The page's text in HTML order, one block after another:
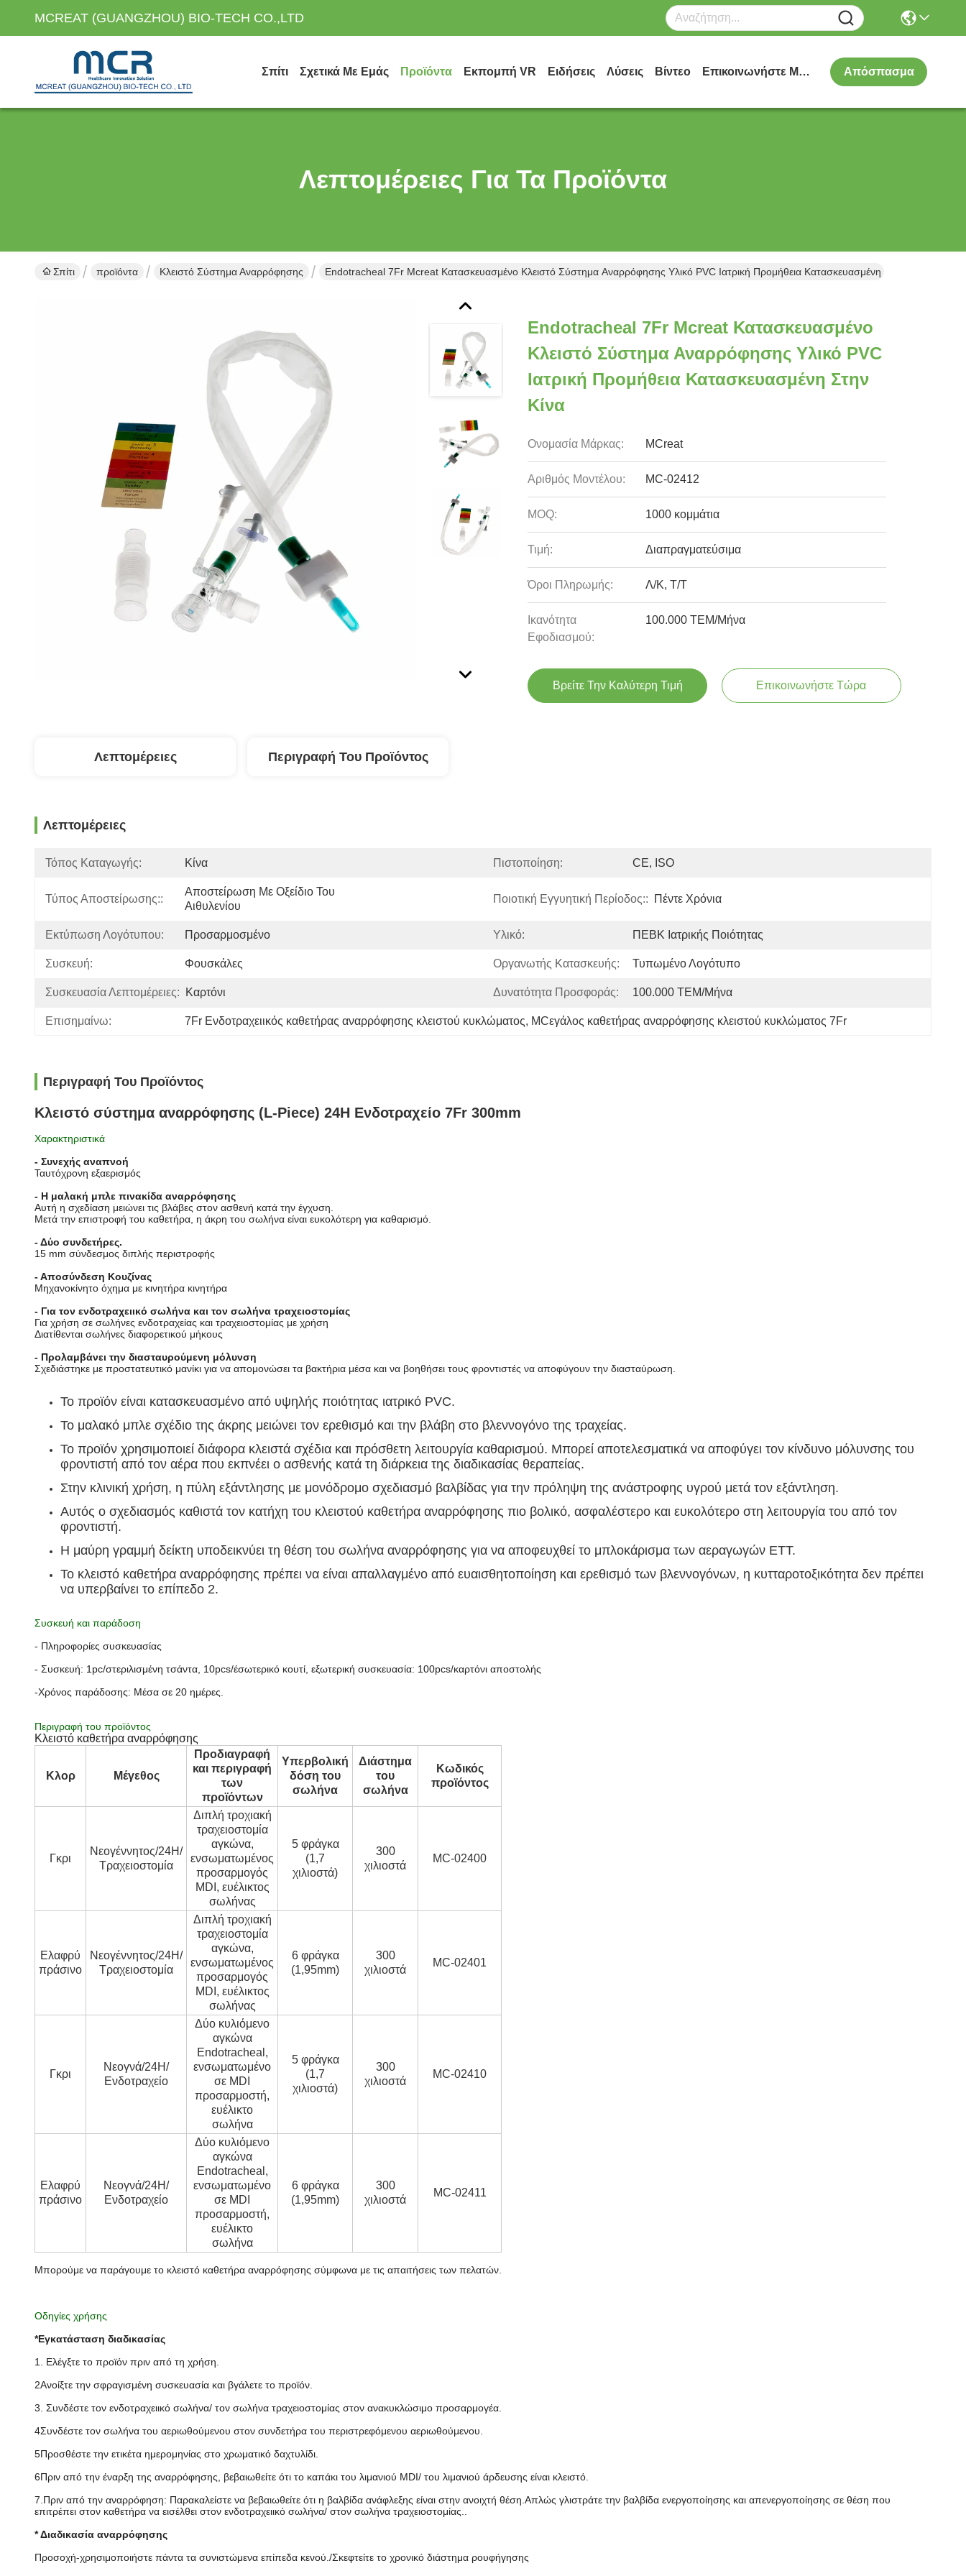
MCREAT (GUANGZHOU) BIO-TECH CO.,LTD
Σπίτι Σχετικά Με Εμάς Προϊόντα Εκπομπή VR Ειδήσεις Λύσεις Βίντεο Επικοινωνήστε Μαζί Μας Απόσπασμα
Λεπτομέρειες Για Τα Προϊόντα
Σπίτι προϊόντα Κλειστό Σύστημα Αναρρόφησης Endotracheal 7Fr Mcreat Κατασκευασμένο Κλειστό Σύστημα Αναρρόφησης Υλικό PVC Ιατρική Προμήθεια Κατασκευασμένη Στην Κίνα
Endotracheal 7Fr Mcreat Κατασκευασμένο
Κλειστό Σύστημα Αναρρόφησης Υλικό PVC
Ιατρική Προμήθεια Κατασκευασμένη Στην
Κίνα
Ονομασία Μάρκας: MCreat
Αριθμός Μοντέλου: MC-02412
MOQ: 1000 κομμάτια
Τιμή: Διαπραγματεύσιμα
Όροι Πληρωμής: Λ/Κ, Τ/Τ
Ικανότητα
Εφοδιασμού:
100.000 ΤΕΜ/Μήνα
Βρείτε Την Καλύτερη Τιμή Επικοινωνήστε Τώρα
Λεπτομέρειες Περιγραφή Του Προϊόντος
Λεπτομέρειες
Τόπος Καταγωγής: Κίνα Πιστοποίηση: CE, ISO
Τύπος Αποστείρωσης::
Αποστείρωση Με Οξείδιο Του
Αιθυλενίου
Ποιοτική Εγγυητική Περίοδος:: Πέντε Χρόνια
Εκτύπωση Λογότυπου: Προσαρμοσμένο Υλικό: ΠΕΒΚ Ιατρικής Ποιότητας
Συσκευή: Φουσκάλες Οργανωτής Κατασκευής: Τυπωμένο Λογότυπο
Συσκευασία Λεπτομέρειες: Καρτόνι Δυνατότητα Προσφοράς: 100.000 ΤΕΜ/Μήνα
Επισημαίνω: 7Fr Ενδοτραχειικός καθετήρας αναρρόφησης κλειστού κυκλώματος, MCεγάλος καθετήρας αναρρόφησης κλειστού κυκλώματος 7Fr
Περιγραφή Του Προϊόντος
Κλειστό σύστημα αναρρόφησης (L-Piece) 24H Ενδοτραχείο 7Fr 300mm
Χαρακτηριστικά
- Συνεχής αναπνοή
Ταυτόχρονη εξαερισμός
- Η μαλακή μπλε πινακίδα αναρρόφησης
Αυτή η σχεδίαση μειώνει τις βλάβες στον ασθενή κατά την έγχυση.
Μετά την επιστροφή του καθετήρα, η άκρη του σωλήνα είναι ευκολότερη για καθαρισμό.
- Δύο συνδετήρες.
15 mm σύνδεσμος διπλής περιστροφής
- Αποσύνδεση Κουζίνας
Μηχανοκίνητο όχημα με κινητήρα κινητήρα
- Για τον ενδοτραχειικό σωλήνα και τον σωλήνα τραχειοστομίας
Για χρήση σε σωλήνες ενδοτραχείας και τραχειοστομίας με χρήση
Διατίθενται σωλήνες διαφορετικού μήκους
- Προλαμβάνει την διασταυρούμενη μόλυνση
Σχεδιάστηκε με προστατευτικό μανίκι για να απομονώσει τα βακτήρια μέσα και να βοηθήσει τους φροντιστές να αποφύγουν την διασταύρωση.
Το προϊόν είναι κατασκευασμένο από υψηλής ποιότητας ιατρικό PVC.
Το μαλακό μπλε σχέδιο της άκρης μειώνει τον ερεθισμό και την βλάβη στο βλεννογόνο της τραχείας.
Το προϊόν χρησιμοποιεί διάφορα κλειστά σχέδια και πρόσθετη λειτουργία καθαρισμού. Μπορεί αποτελεσματικά να αποφύγει τον κίνδυνο μόλυνσης του
φροντιστή από τον αέρα που εκπνέει ο ασθενής κατά τη διάρκεια της διαδικασίας θεραπείας.
Στην κλινική χρήση, η πύλη εξάντλησης με μονόδρομο σχεδιασμό βαλβίδας για την πρόληψη της ανάστροφης υγρού μετά τον εξάντληση.
Αυτός ο σχεδιασμός καθιστά τον κατήχη του κλειστού καθετήρα αναρρόφησης πιο βολικό, ασφαλέστερο και ευκολότερο στη λειτουργία του από τον
φροντιστή.
Η μαύρη γραμμή δείκτη υποδεικνύει τη θέση του σωλήνα αναρρόφησης για να αποφευχθεί το μπλοκάρισμα των αεραγωγών ETT.
Το κλειστό καθετήρα αναρρόφησης πρέπει να είναι απαλλαγμένο από ευαισθητοποίηση και ερεθισμό των βλεννογόνων, η κυτταροτοξικότητα δεν πρέπει
να υπερβαίνει το επίπεδο 2.
Συσκευή και παράδοση
- Πληροφορίες συσκευασίας
- Συσκευή: 1pc/στεριλισμένη τσάντα, 10pcs/έσωτερικό κουτί, εξωτερική συσκευασία: 100pcs/καρτόνι αποστολής
-Χρόνος παράδοσης: Μέσα σε 20 ημέρες.
Περιγραφή του προϊόντος
Κλειστό καθετήρα αναρρόφησης
Κλορ Μέγεθος
Προδιαγραφή
και περιγραφή
των
προϊόντων
Υπερβολική
δόση του
σωλήνα
Διάστημα
του
σωλήνα
Κωδικός
προϊόντος
Γκρι
Νεογέννητος/24H/
Τραχειοστομία
Διπλή τροχιακή
τραχειοστομία
αγκώνα,
ενσωματωμένος
προσαρμογός
MDI, ευέλικτος
σωλήνας
5 φράγκα
(1,7
χιλιοστά)
300
χιλιοστά
MC-02400
Ελαφρύ
πράσινο
Νεογέννητος/24H/
Τραχειοστομία
Διπλή τροχιακή
τραχειοστομία
αγκώνα,
ενσωματωμένος
προσαρμογός
MDI, ευέλικτος
σωλήνας
6 φράγκα
(1,95mm)
300
χιλιοστά
MC-02401
Γκρι
Νεογνά/24H/
Ενδοτραχείο
Δύο κυλιόμενο
αγκώνα
Endotracheal,
ενσωματωμένο
σε MDI
προσαρμοστή,
ευέλικτο
σωλήνα
5 φράγκα
(1,7
χιλιοστά)
300
χιλιοστά
MC-02410
Ελαφρύ
πράσινο
Νεογνά/24H/
Ενδοτραχείο
Δύο κυλιόμενο
αγκώνα
Endotracheal,
ενσωματωμένο
σε MDI
προσαρμοστή,
ευέλικτο
σωλήνα
6 φράγκα
(1,95mm)
300
χιλιοστά
MC-02411
Μπορούμε να παράγουμε το κλειστό καθετήρα αναρρόφησης σύμφωνα με τις απαιτήσεις των πελατών.
Οδηγίες χρήσης
*Εγκατάσταση διαδικασίας
1. Ελέγξτε το προϊόν πριν από τη χρήση.
2Ανοίξτε την σφραγισμένη συσκευασία και βγάλετε το προϊόν.
3. Συνδέστε τον ενδοτραχειικό σωλήνα/ τον σωλήνα τραχειοστομίας στον ανακυκλώσιμο προσαρμογέα.
4Συνδέστε τον σωλήνα του αεριωθούμενου στον συνδετήρα του περιστρεφόμενου αεριωθούμενου.
5Προσθέστε την ετικέτα ημερομηνίας στο χρωματικό δαχτυλίδι.
6Πριν από την έναρξη της αναρρόφησης, βεβαιωθείτε ότι το καπάκι του λιμανιού MDI/ του λιμανιού άρδευσης είναι κλειστό.
7.Πριν από την αναρρόφηση: Παρακαλείστε να βεβαιωθείτε ότι η βαλβίδα ανάφλεξης είναι στην ανοιχτή θέση.Απλώς γλιστράτε την βαλβίδα ενεργοποίησης και απενεργοποίησης σε θέση που
επιτρέπει στον καθετήρα να εισέλθει στον ενδοτραχειικό σωλήνα/ στον σωλήνα τραχειοστομίας..
* Διαδικασία αναρρόφησης
Προσοχή-χρησιμοποιήστε πάντα τα συνιστώμενα επίπεδα κενού./Σκεφτείτε το χρονικό διάστημα ρουφήγησης